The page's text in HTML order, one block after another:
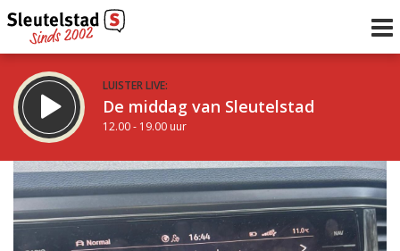
LUISTER LIVE:
De middag van Sleutelstad
12.00 - 19.00 uur
STRAKS:
De avond van Sleutelstad
19.00 - 22.00 uur
Vorig uur
uur 1 van 0 Volgend uur